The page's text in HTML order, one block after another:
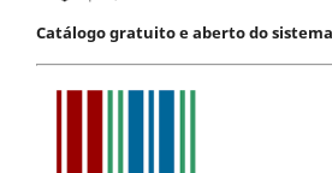
Catálogo gratuito e aberto do